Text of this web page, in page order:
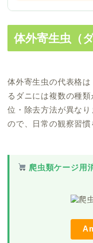
体外寄生虫（
体外寄生虫の代表格
るダニには複数の種
位・除去方法が異な
ので、日常の観察習慣
爬虫類ケージ用